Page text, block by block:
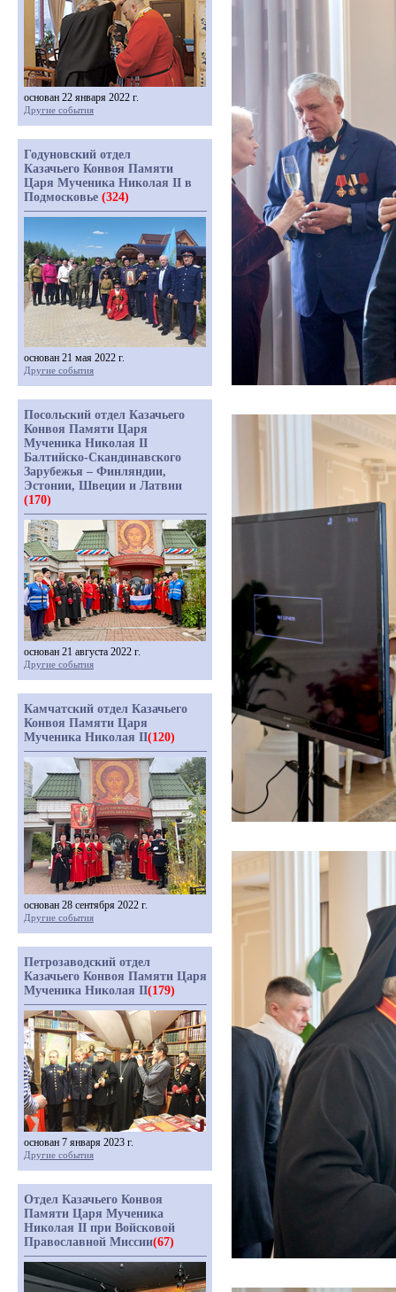
основан 22 января 2022 г.
Другие события
Годуновский отдел
Казачьего Конвоя Памяти
Царя Мученика Николая II в
Подмосковье (324)
основан 21 мая 2022 г.
Другие события
Посольский отдел Казачьего
Конвоя Памяти Царя
Мученика Николая II
Балтийско-Скандинавского
Зарубежья – Финляндии,
Эстонии, Швеции и Латвии
(170)
основан 21 августа 2022 г.
Другие события
Камчатский отдел Казачьего
Конвоя Памяти Царя
Мученика Николая II(120)
основан 28 сентября 2022 г.
Другие события
Петрозаводский отдел
Казачьего Конвоя Памяти Царя
Мученика Николая II(179)
основан 7 января 2023 г.
Другие события
Отдел Казачьего Конвоя
Памяти Царя Мученика
Николая II при Войсковой
Православной Миссии(67)